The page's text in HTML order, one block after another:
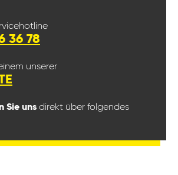
36 78
unserer
Sie uns direkt über folgendes